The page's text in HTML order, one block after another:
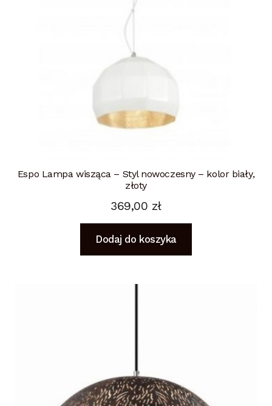
Espo Lampa wisząca – Styl nowoczesny – kolor biały,
złoty
369,00 zł
Dodaj do koszyka